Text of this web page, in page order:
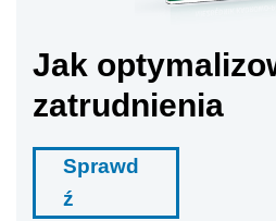
Jak
zatrudnienia
Sprawd
ź